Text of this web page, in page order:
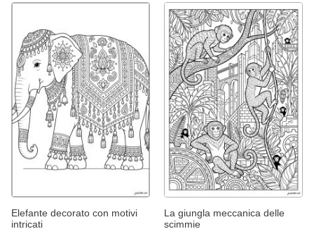
Elefante decorato con motivi
intricati
La giungla meccanica delle
scimmie